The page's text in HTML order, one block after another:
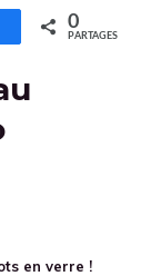
0
PARTAGES
en verre !